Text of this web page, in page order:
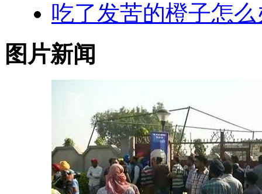
吃了发苦的橙子怎么
图片新闻